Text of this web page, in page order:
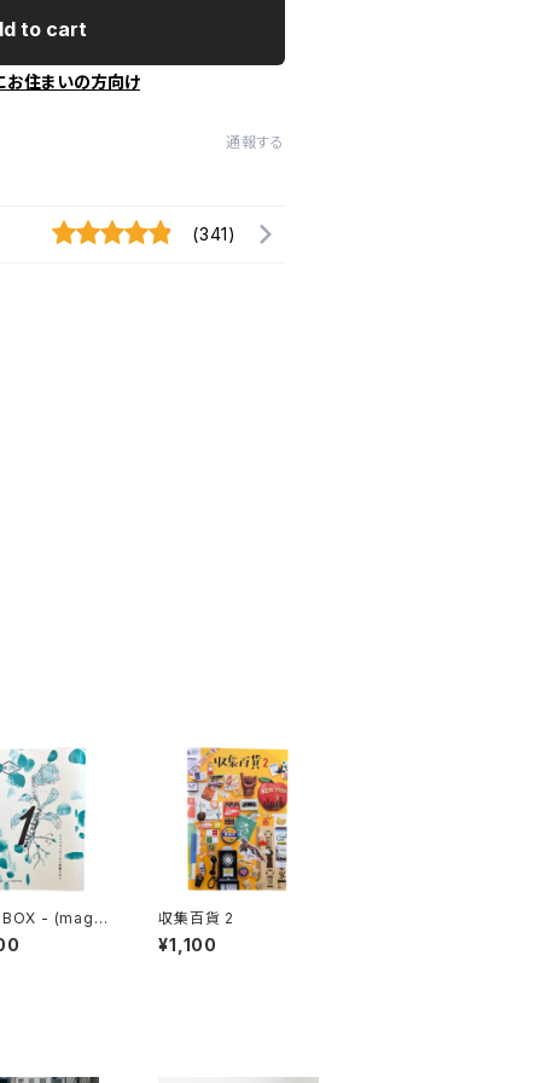
to cart
お住まいの方向け
通報する
(341)
- (maga)
DIY実践思
収集百貨 2
¥1,100